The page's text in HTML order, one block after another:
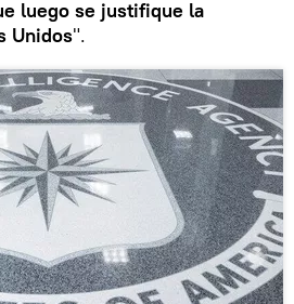
luego se justifique la
Unidos".